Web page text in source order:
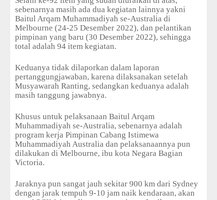
sebenarnya masih ada dua kegiatan lainnya yakni
Baitul Arqam Muhammadiyah se-Australia di
Melbourne (24-25 Desember 2022), dan pelantikan
pimpinan yang baru (30 Desember 2022), sehingga
total adalah 94 item kegiatan.
Keduanya tidak dilaporkan dalam laporan
pertanggungjawaban, karena dilaksanakan setelah
Musyawarah Ranting, sedangkan keduanya adalah
masih tanggung jawabnya.
Khusus untuk pelaksanaan Baitul Arqam
Muhammadiyah se-Australia, sebenarnya adalah
program kerja Pimpinan Cabang Istimewa
Muhammadiyah Australia dan pelaksanaannya pun
dilakukan di Melbourne, ibu kota Negara Bagian
Victoria.
Jaraknya pun sangat jauh sekitar 900 km dari Sydney
dengan jarak tempuh 9-10 jam naik kendaraan, akan